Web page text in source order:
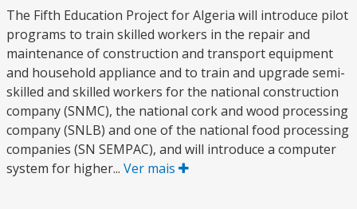
The Fifth Education Project for Algeria will introduce pilot
programs to train skilled workers in the repair and
maintenance of construction and transport equipment
and household appliance and to train and upgrade semi-
skilled and skilled workers for the national construction
company (SNMC), the national cork and wood processing
company (SNLB) and one of the national food processing
companies (SN SEMPAC), and will introduce a computer
system for higher... Ver mais